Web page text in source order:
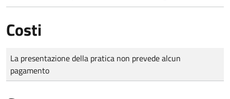
Costi
Tipo di pagamento
Importo
La presentazione della pratica non prevede alcun
pagamento